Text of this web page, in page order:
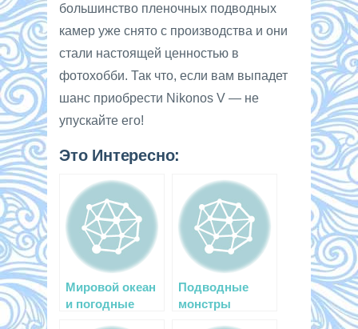
большинство пленочных подводных
камер уже снято с производства и они
стали настоящей ценностью в
фотохобби. Так что, если вам выпадет
шанс приобрести Nikonos V — не
упускайте его!
Это Интересно:
Мировой океан
и погодные
Подводные
монстры